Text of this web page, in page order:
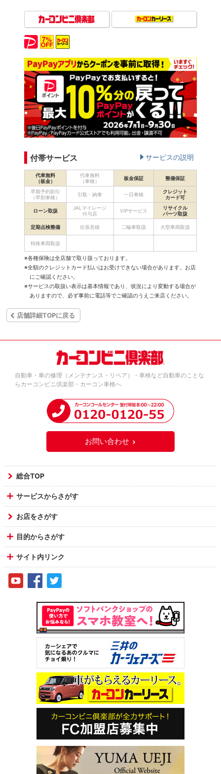
付帯サービス サービスの説明
代車無料
（板金）
代車無料
（車検）
板金保証 整備保証
早期予約割引
（早割車検）
引取・納車 一日車検
クレジット
カード可
ローン取扱
JALマイレージ
付与店
VIPサービス
リサイクル
パーツ取扱
定期点検整備 出張見積 二輪車取扱 大型車両取扱
特殊車両取扱
※各種保険は全店舗で取り扱っております。
※全額のクレジットカード払いはお受けできない場合があります。お店
にご確認ください。
※サービスの取扱い表示は基本情報であり、状況により変動する場合が
ありますので、必ず事前に電話等でご確認のうえご来店ください。
店舗詳細TOPに戻る
自動車・車の修理（メンテナンス・リペア）・車検など自動車のことな
らカーコンビニ倶楽部・カーコン車検へ
お問い合わせ
総合TOP
サービスからさがす
お店をさがす
目的からさがす
サイト内リンク